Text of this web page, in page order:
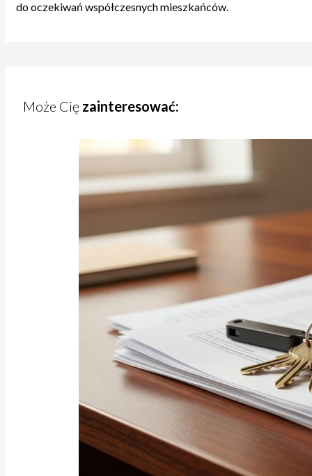
do oczekiwań współczesnych mieszkańców.
Może Cię zainteresować: